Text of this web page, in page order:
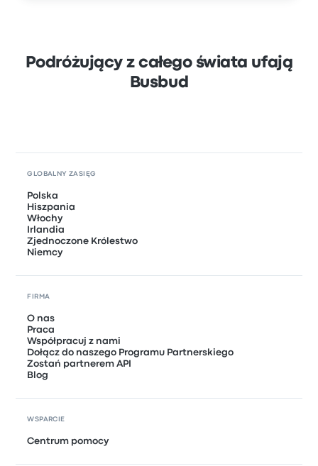
Podróżujący z całego świata ufają
Busbud
GLOBALNY ZASIĘG
Polska
Hiszpania
Włochy
Irlandia
Zjednoczone Królestwo
Niemcy
FIRMA
O nas
Praca
Współpracuj z nami
Dołącz do naszego Programu Partnerskiego
Zostań partnerem API
Blog
WSPARCIE
Centrum pomocy